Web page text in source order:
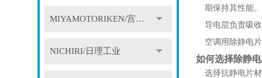
MIYAMOTORIKEN/宫本理研
NICHIRI/日理工业
期保持其性能。
导电层负责吸
空调用除静电
如何选择除静
选择抗静电片